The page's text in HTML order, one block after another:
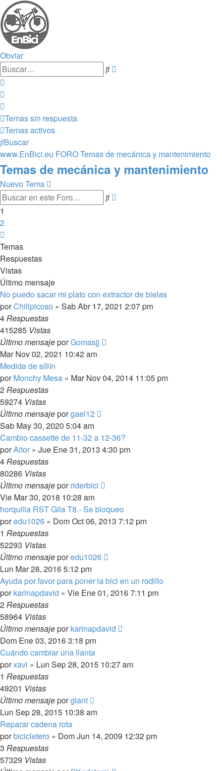
Obviar
Buscar
Temas sin respuesta
Temas activos
Buscar
www.EnBici.eu FOROTemas de mecánica y mantenimiento
Temas de mecánica y mantenimiento
Nuevo Tema
Buscar
1
2
Temas
Respuestas
Vistas
Último mensaje
No puedo sacar mi plato con extractor de bielas
porChilipicoso » Sab Abr 17, 2021 2:07 pm
4Respuestas
415285 Vistas
Último mensajeporGomasjj
Mar Nov 02, 2021 10:42 am
Medida de sillín
porMonchy Mesa » Mar Nov 04, 2014 11:05 pm
2Respuestas
59274 Vistas
Último mensajeporgael12
Sab May 30, 2020 5:04 am
Cambio cassette de 11-32 a 12-36?
porAitor » Jue Ene 31, 2013 4:30 pm
4Respuestas
80286 Vistas
Último mensajeporriderbici
Vie Mar 30, 2018 10:28 am
horquilla RST Gila T8.- Se bloqueo
poredu1026 » Dom Oct 06, 2013 7:12 pm
1 Respuestas
52293 Vistas
Último mensajeporedu1026
Lun Mar 28, 2016 5:12 pm
Ayuda por favor para poner la bici en un rodillo
porkarinapdavid » Vie Ene 01, 2016 7:11 pm
2Respuestas
58964 Vistas
Último mensajeporkarinapdavid
Dom Ene 03, 2016 3:18 pm
Cuándo cambiar una llanta
porxavi » Lun Sep 28, 2015 10:27 am
1 Respuestas
49201 Vistas
Último mensajeporgiant
Lun Sep 28, 2015 10:38 am
Reparar cadena rota
porbicicletero » Dom Jun 14, 2009 12:32 pm
3 Respuestas
57329 Vistas